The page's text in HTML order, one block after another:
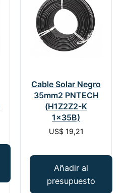
Cable Solar Negro
35mm2 PNTECH
(H1Z2Z2-K
1x35B)
US$19,21
Añadir al
presupuesto